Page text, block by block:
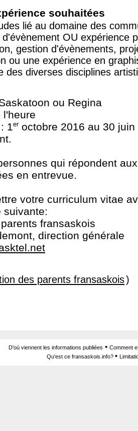
souhaitées
lié au domaine des
OU expérience
gestion d'évènements,
ou une expérience en
des diverses disciplines
ou Regina
l'heure
1eroctobre 2016 au 30
qui répondent
en entrevue.
votre curriculum vitae
suivante:
fransaskois
direction générale
des parents fransaskois)
D'où viennent les informations publiées • Comment
Qu'est ce fransaskois.info? •